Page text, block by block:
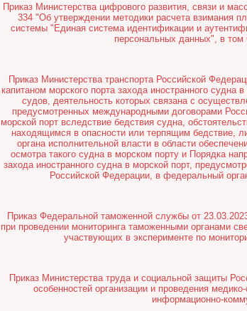
Приказ Министерства цифрового развития, связи и
334 "Об утверждении методики расчета взимания
системы "Единая система идентификации и
персональных данных", в том
Приказ Министерства транспорта Российской
капитаном морского порта захода иностранного
судов, деятельность которых связана с
предусмотренных международными договорами
морской порт вследствие бедствия судна,
находящимся в опасности или терпящим бедствие,
органа исполнительной власти в области
осмотра такого судна в морском порту и Порядка
захода иностранного судна в морской порт,
Российской Федерации, в федеральный
Приказ Федеральной таможенной службы от
при проведении мониторинга таможенными органами
участвующих в эксперименте по
Приказ Министерства труда и социальной защиты
особенностей организации и проведения
информационно-